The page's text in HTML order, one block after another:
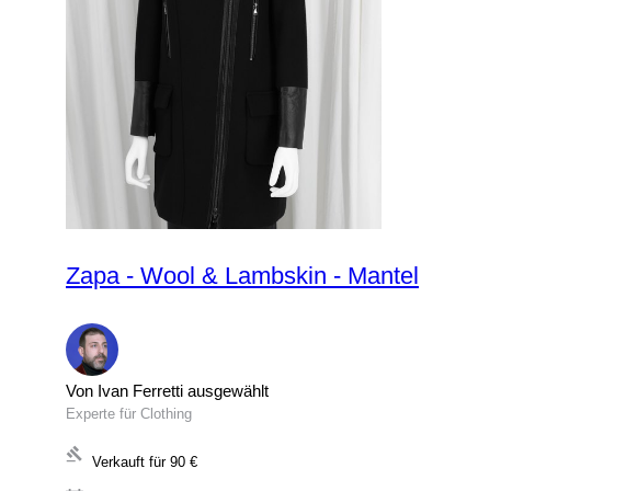
Zapa - Wool & Lambskin - Mantel
Von Ivan Ferretti ausgewählt
Experte für Clothing
Verkauft für 90 €